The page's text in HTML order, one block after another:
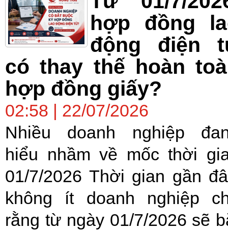
hợp đồng
động điện
có thay thế hoàn
hợp đồng giấy?
02:58 | 22/07/2026
Nhiều doanh nghiệp
hiểu nhầm về mốc thời
01/7/2026 Thời gian gần
không ít doanh nghiệp
rằng từ ngày 01/7/2026 sẽ